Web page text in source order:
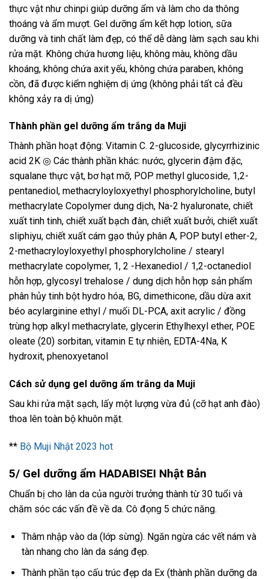
thực vật như chinpi giúp dưỡng ẩm và làm cho da thông
thoáng và ẩm mượt. Gel dưỡng ẩm kết hợp lotion, sữa
dưỡng và tinh chất làm đẹp, có thể dễ dàng làm sạch sau khi
rửa mặt. Không chứa hương liệu, không màu, không dầu
khoáng, không chứa axit yếu, không chứa paraben, không
cồn, đã được kiểm nghiệm dị ứng (không phải tất cả đều
không xảy ra dị ứng)
Thành phần gel dưỡng ẩm trắng da Muji
Thành phần hoạt động: Vitamin C. 2-glucoside, glycyrrhizinic
acid 2K ◎ Các thành phần khác: nước, glycerin đậm đặc,
squalane thực vật, bơ hạt mỡ, POP methyl glucoside, 1,2-
pentanediol, methacryloyloxyethyl phosphorylcholine, butyl
methacrylate Copolymer dung dịch, Na-2 hyaluronate, chiết
xuất tinh tinh, chiết xuất bạch đàn, chiết xuất bưởi, chiết xuất
sliphiyu, chiết xuất cám gạo thủy phân A, POP butyl ether-2,
2-methacryloyloxyethyl phosphorylcholine / stearyl
methacrylate copolymer, 1, 2 -Hexanediol / 1,2-octanediol
hỗn hợp, glycosyl trehalose / dung dịch hỗn hợp sản phẩm
phân hủy tinh bột hydro hóa, BG, dimethicone, dầu dừa axit
béo acylarginine ethyl / muối DL-PCA, axit acrylic / đồng
trùng hợp alkyl methacrylate, glycerin Ethylhexyl ether, POE
oleate (20) sorbitan, vitamin E tự nhiên, EDTA-4Na, K
hydroxit, phenoxyetanol
Cách sử dụng gel dưỡng ẩm trắng da Muji
Sau khi rửa mặt sạch, lấy một lượng vừa đủ (cỡ hạt anh đào)
thoa lên toàn bộ khuôn mặt.
** Bộ Muji Nhật 2023 hot
5/ Gel dưỡng ẩm HADABISEI Nhật Bản
Chuẩn bị cho làn da của người trưởng thành từ 30 tuổi và
chăm sóc các vấn đề về da. Cô đọng 5 chức năng.
Thâm nhập vào da (lớp sừng). Ngăn ngừa các vết nám và
tàn nhang cho làn da sáng đẹp.
Thành phần tạo cấu trúc đẹp da Ex (thành phần dưỡng da